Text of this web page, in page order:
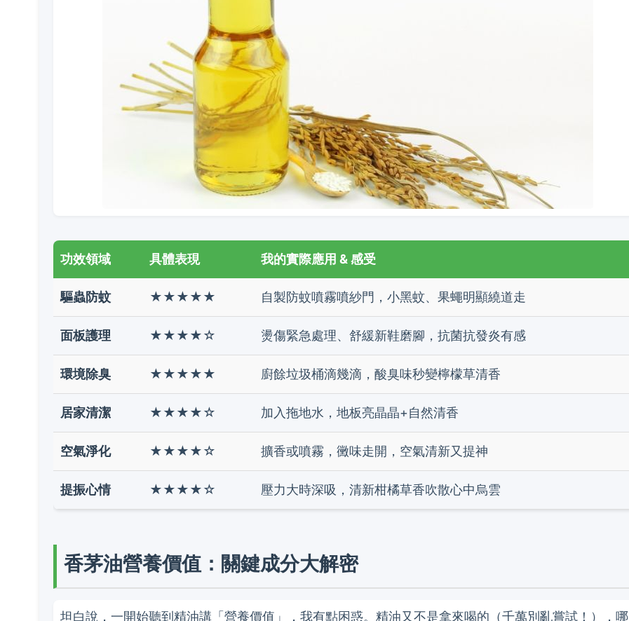
功效領域 具體表現 我的實際應用 & 感受
驅蟲防蚊 ★★★★★ 自製防蚊噴霧噴紗門，小黑蚊、果蠅明顯繞道走
面板護理 ★★★★☆ 燙傷緊急處理、舒緩新鞋磨腳，抗菌抗發炎有感
環境除臭 ★★★★★ 廚餘垃圾桶滴幾滴，酸臭味秒變檸檬草清香
居家清潔 ★★★★☆ 加入拖地水，地板亮晶晶+自然清香
空氣淨化 ★★★★☆ 擴香或噴霧，黴味走開，空氣清新又提神
提振心情 ★★★★☆ 壓力大時深吸，清新柑橘草香吹散心中烏雲
香茅油營養價值：關鍵成分大解密
坦白說，一開始聽到精油講「營養價值」，我有點困惑。精油又不是拿來喝的（千萬別亂嘗試！），哪